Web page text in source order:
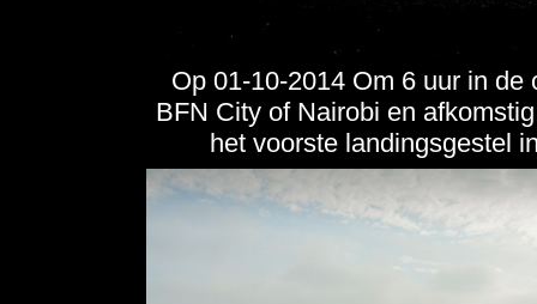
Op 01-10-2014 Om 6 uur in
BFN City of Nairobi en
het voorste landingsgestel